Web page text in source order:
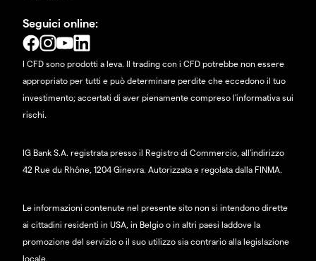
Seguici online:
I CFD sono prodotti a leva. Il trading con i CFD potrebbe non essere
appropriato per tutti e può determinare perdite che eccedono il tuo
investimento; accertati di aver pienamente compreso l'informativa sui
rischi.
IG Bank S.A. registrata presso il Registro di Commercio, all'indirizzo
42 Rue du Rhône, 1204 Ginevra. Autorizzata e regolata dalla FINMA.
Le informazioni contenute nel presente sito non si intendono dirette
ai cittadini residenti in USA, in Belgio o in altri paesi laddove la
promozione del servizio o il suo utilizzo sia contrario alla legislazione
locale.